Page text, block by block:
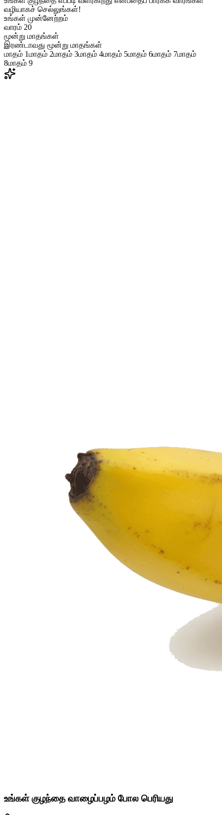
வழியாகச் செல்லுங்கள்!
உங்கள் முன்னேற்றம்
வாரம் 20
மூன்று மாதங்கள்
இரண்டாவது மூன்று மாதங்கள்
மாதம் 1மாதம் 2மாதம் 3மாதம் 4மாதம் 5மாதம் 6மாதம் 7மாதம்
8மாதம் 9
உங்கள் குழந்தை வாழைப்பழம் போல பெரியது